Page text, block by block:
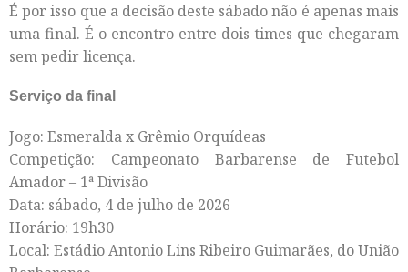
É por isso que a decisão deste sábado não é apenas mais
uma final. É o encontro entre dois times que chegaram
sem pedir licença.
Serviço da final
Jogo: Esmeralda x Grêmio Orquídeas
Competição: Campeonato Barbarense de Futebol
Amador – 1ª Divisão
Data: sábado, 4 de julho de 2026
Horário: 19h30
Local: Estádio Antonio Lins Ribeiro Guimarães, do União